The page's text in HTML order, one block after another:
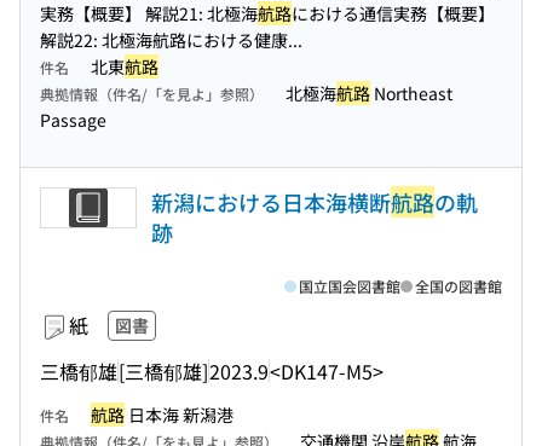
実務【概要】 解説21: 北極海航路における通信実務【概要】
解説22: 北極海航路における健康...
件名 北東航路
典拠情報（件名/「を見よ」参照） 北極海航路 Northeast
Passage
新潟における日本海横断航路の軌
跡
紙 図書
三橋郁雄[三橋郁雄]2023.9<DK147-M5>
国立国会図書館 全国の図書館
件名 航路 日本海 新潟港
典拠情報（件名/「をも見よ」参照） 交通機関 沿岸航路航海